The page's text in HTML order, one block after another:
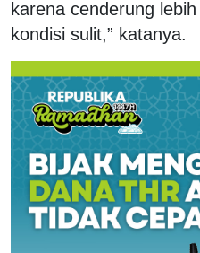
karena cenderung
kondisi sulit,” katanya.